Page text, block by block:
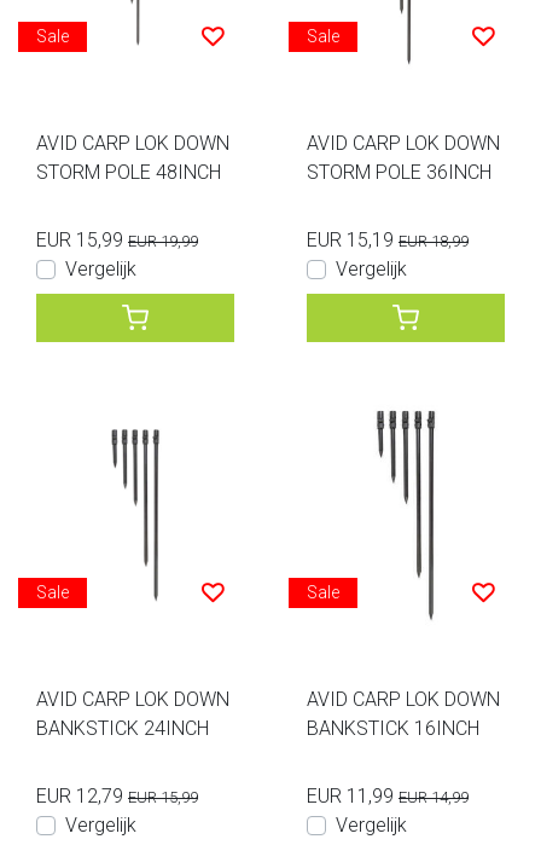
Sale
AVID CARP LOK DOWN
STORM POLE 48INCH
EUR 15,99 EUR 19,99
Vergelijk
Sale
AVID CARP LOK DOWN
STORM POLE 36INCH
EUR 15,19 EUR 18,99
Vergelijk
Sale
AVID CARP LOK DOWN
BANKSTICK 24INCH
EUR 12,79 EUR 15,99
Vergelijk
Sale
AVID CARP LOK DOWN
BANKSTICK 16INCH
EUR 11,99 EUR 14,99
Vergelijk